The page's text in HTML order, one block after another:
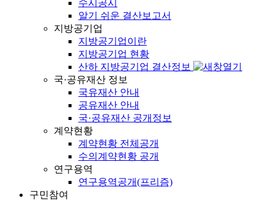
수시공시
알기 쉬운 결산보고서
지방공기업
지방공기업이란
지방공기업 현황
산하 지방공기업 결산정보
국·공유재산 정보
국유재산 안내
공유재산 안내
국·공유재산 공개정보
계약현황
계약현황 전체공개
수의계약현황 공개
연구용역
연구용역공개(프리즘)
구민참여